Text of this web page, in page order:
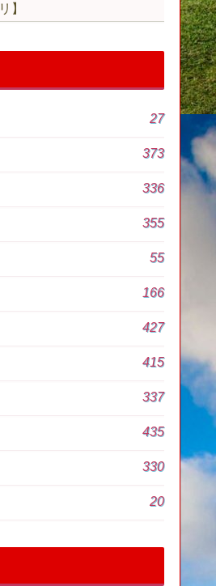
リ】
27
373
336
355
55
166
427
415
337
435
330
20